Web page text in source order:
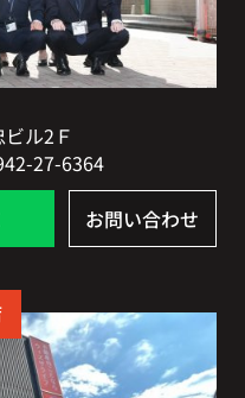
ル2Ｆ
27-6364
お問い合わせ